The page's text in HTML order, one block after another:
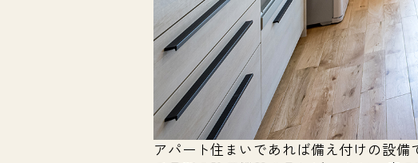
アパート住まいであれば備え付けの設